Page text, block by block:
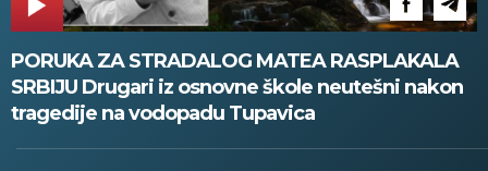
PORUKA ZA STRADALOG MATEA RASPLAKALA
SRBIJU Drugari iz osnovne škole neutešni nakon
tragedije na vodopadu Tupavica